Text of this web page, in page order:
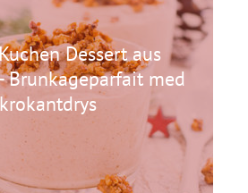
Dessert aus
Brunkageparfait med
krokantdrys